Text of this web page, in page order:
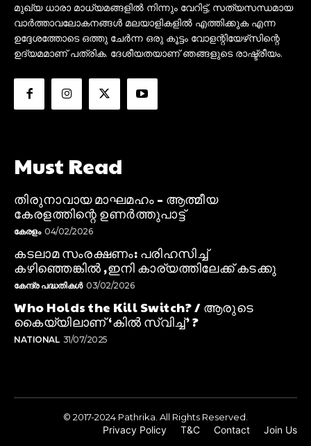
മുഖ്യ ധാരാ മാധ്യമങ്ങളിൽ നിന്നും വേറിട്ട്, സത്യസന്ധമായ
വാർത്താവലോകനങ്ങൾ മലയാളികളിൽ എത്തിക്കുക എന്ന
ഉദ്ദേശത്തോടെ ഒത്തു ചേർന്ന ഒരു കൂട്ടം വോളന്റിയേഴ്‌സിന്റെ
ഉദ്യമമാണ് പത്രിക. ദേശീയതയാണ് ഞങ്ങളുടെ രാഷ്ട്രീയം.
Must Read
തിരുനാവായ മാഘമഹം – ആത്മീയ
കേരളത്തിന്റെ ഉണർത്തുപാട്ട്
കേരളം 04/02/2026
കടലാമ സംരക്ഷണം: പരിഹസിച്ച്
കഴിഞ്ഞെങ്കിൽ ,ഇനി കാര്യത്തിലേക്ക് കടക്കു
കേന്ദ്ര പദ്ധതികൾ 03/02/2026
Who Holds the Kill Switch? / ആരുടെ
കൈയ്യിലാണ് ‘കിൽ സ്വിച്ച്’ ?
NATIONAL 31/07/2025
© 2017-2024 Pathrika. All Rights Reserved.
Privacy Policy T&C Contact Join Us